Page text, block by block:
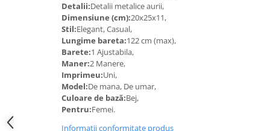
Detalii:Detalii metalice aurii,
Dimensiune (cm):20x25x11,
Stil:Elegant, Casual,
Lungime bareta:122 cm (max),
Barete:1 Ajustabila,
Maner:2 Manere,
Imprimeu:Uni,
Model:De mana, De umar,
Culoare de bază:Bej,
Pentru:Femei.
Informatii conformitate produs